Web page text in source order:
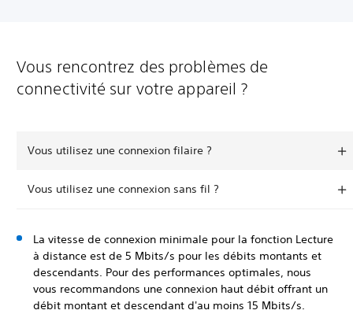
Vous rencontrez des problèmes de
connectivité sur votre appareil ?
Vous utilisez une connexion filaire ?
Vous utilisez une connexion sans fil ?
La vitesse de connexion minimale pour la fonction Lecture
à distance est de 5 Mbits/s pour les débits montants et
descendants. Pour des performances optimales, nous
vous recommandons une connexion haut débit offrant un
débit montant et descendant d'au moins 15 Mbits/s.